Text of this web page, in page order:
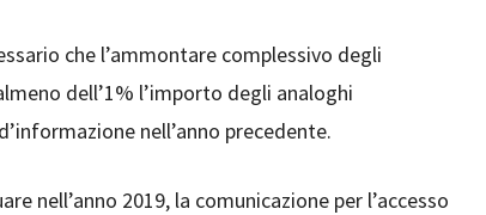
che l’ammontare complessivo degli
dell’1% l’importo degli analoghi
nell’anno precedente.
nell’anno 2019, la comunicazione per l’accesso